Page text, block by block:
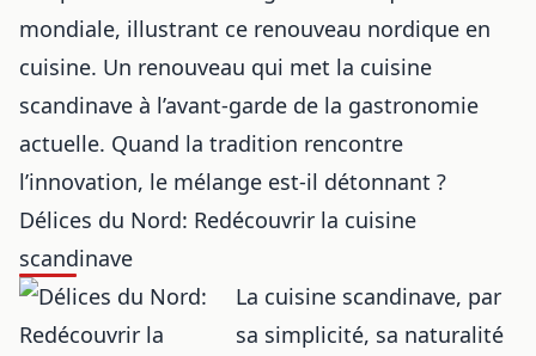
mondiale, illustrant ce renouveau nordique en
cuisine. Un renouveau qui met la cuisine
scandinave à l’avant-garde de la gastronomie
actuelle. Quand la tradition rencontre
l’innovation, le mélange est-il détonnant ?
Délices du Nord: Redécouvrir la cuisine
scandinave
La cuisine scandinave, par
sa simplicité, sa naturalité